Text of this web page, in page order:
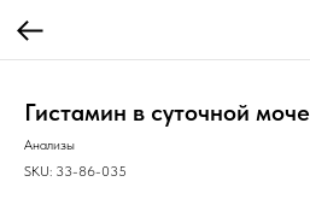
Гистамин в суточной моче
Анализы
SKU: 33-86-035